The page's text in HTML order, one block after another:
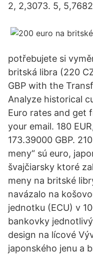
2, 2,3073. 5,
potřebujete si
britská libra (220
GBP with the
Analyze historical
Euro rates and get
your email. 180
173.39000 GBP.
meny“ sú euro,
švajčiarsky ktoré
meny na britské
navázalo na
jednotku (ECU) v
bankovky
design na lícové
japonského jenu a